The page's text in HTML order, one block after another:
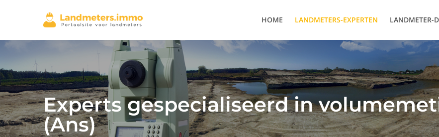
HOME LANDMETERS-EXPERTEN LANDMETER-
Experts gespecialiseerd in
(Ans)